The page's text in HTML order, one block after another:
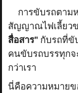
การขับรถตาม
สัญญาณไฟเลี้ยวข
สื่อสาร" กับรถที่ขั
คนขับรถบรรทุกจ
กว่าเรา
นี่คือความหมาย